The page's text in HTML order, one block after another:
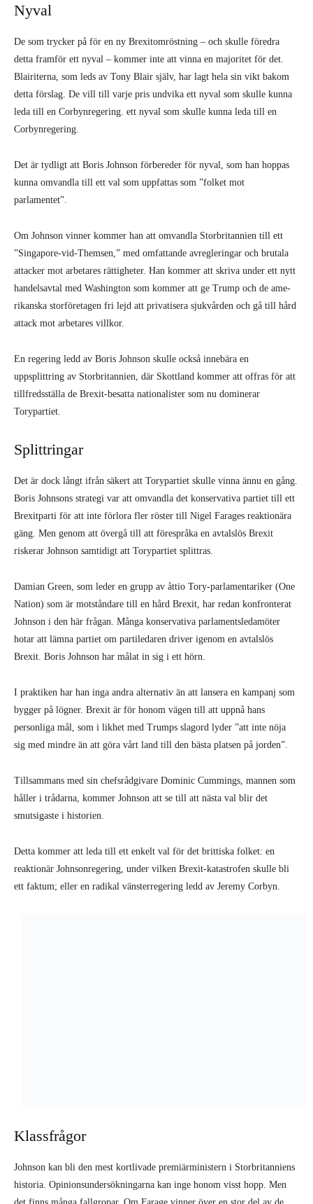
Nyval
De som trycker på för en ny Brexitomröst­ning – och skulle föredra
detta framför ett nyval – kommer inte att vinna en majori­tet för det.
Blairiterna, som leds av Tony Blair själv, har lagt hela sin vikt bakom
detta förslag. De vill till varje pris undvika ett nyval som skulle kunna
leda till en Corbynregering. ett nyval som skulle kunna leda till en
Corbynregering.
Det är tydligt att Boris Johnson förbe­reder för nyval, som han hoppas
kunna omvandla till ett val som uppfattas som ”folket mot
parlamentet”.
Om Johnson vinner kommer han att omvandla Storbritannien till ett
”Singapo­re-vid-Themsen,” med omfattande avregle­ringar och brutala
attacker mot arbetares rättigheter. Han kommer att skriva under ett nytt
handelsavtal med Washington som kommer att ge Trump och de ame­
rikanska storföretagen fri lejd att privati­sera sjukvården och gå till hård
attack mot arbetares villkor.
En regering ledd av Boris Johnson skulle också innebära en
uppsplittring av Storbritannien, där Skottland kommer att offras för att
tillfredsställa de Brex­it-besatta nationalister som nu dominerar
Torypartiet.
Splittringar
Det är dock långt ifrån säkert att Torypar­tiet skulle vinna ännu en gång.
Boris John­sons strategi var att omvandla det konser­vativa partiet till ett
Brexitparti för att inte förlora fler röster till Nigel Farages reak­tionära
gäng. Men genom att övergå till att förespråka en avtalslös Brexit
riskerar Johnson samtidigt att Torypartiet splittras.
Damian Green, som leder en grupp av åttio Tory-parlamentariker (One
Nation) som är motståndare till en hård Brexit, har redan konfronterat
Johnson i den här frågan. Många konservativa parlamentsle­damöter
hotar att lämna partiet om parti­ledaren driver igenom en avtalslös
Brexit. Boris Johnson har målat in sig i ett hörn.
I praktiken har han inga andra alterna­tiv än att lansera en kampanj som
bygger på lögner. Brexit är för honom vägen till att uppnå hans
personliga mål, som i likhet med Trumps slagord lyder ”att inte nöja
sig med mindre än att göra vårt land till den bästa platsen på jorden”.
Tillsammans med sin chefsrådgivare Dominic Cummings, mannen som
håller i trådarna, kommer Johnson att se till att nästa val blir det
smutsigaste i historien.
Detta kommer att leda till ett enkelt val för det brittiska folket: en
reaktionär John­sonregering, under vilken Brexit-katastro­fen skulle bli
ett faktum; eller en radikal vänsterregering ledd av Jeremy Corbyn.
Klassfrågor
Johnson kan bli den mest kortlivade pre­miärministern i Storbritanniens
histo­ria. Opinionsundersökningarna kan inge honom visst hopp. Men